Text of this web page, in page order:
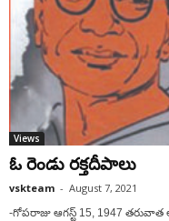
Views
ఓ రెండు రక్తదీపాలు
vskteam - August 7, 2021
-గోపరాజు ఆగస్ట్‌ 15, 1947